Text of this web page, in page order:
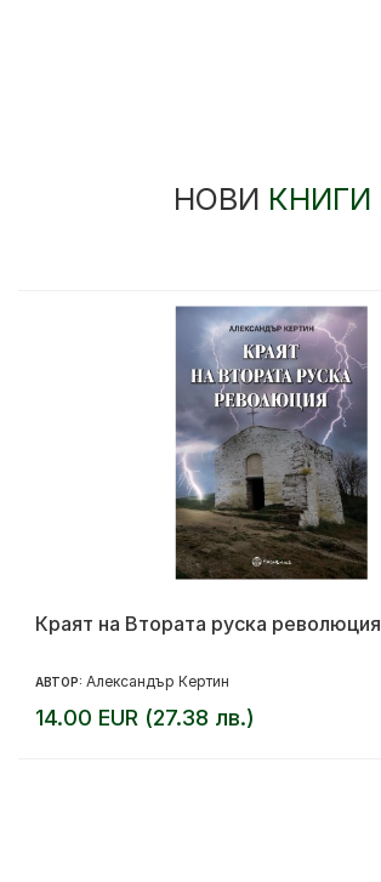
НОВИ КНИГИ
Краят на Втората руска революция
АВТОР: Александър Кертин
14.00 EUR (27.38 лв.)